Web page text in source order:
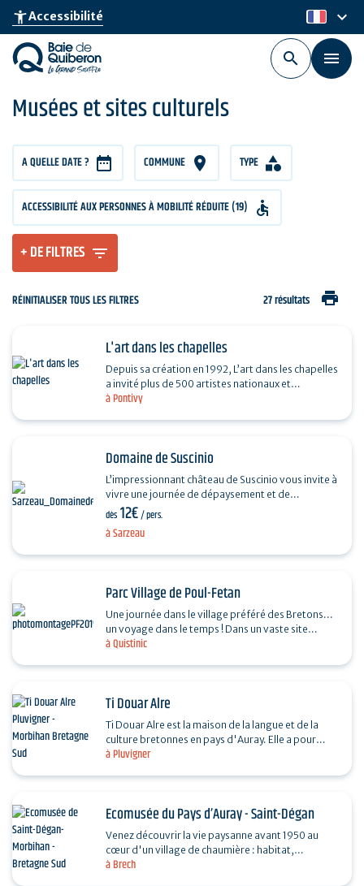
Aller
au
contenu
principal
accessibility_newAccessibilité fr
keyboard_arrow_down
Musées et sites culturels
A QUELLE DATE ? COMMUNE TYPE
ACCESSIBILITÉ AUX PERSONNES À MOBILITÉ RÉDUITE (19)
+ DE FILTRES
RÉINITIALISER TOUS LES FILTRES 27 résultats print
à Pontivy
L'art dans les chapelles
Depuis sa création en 1992, L’art dans les chapelles
a invité plus de 500 artistes nationaux et
internationaux à intervenir dans ces lieux…
à Sarzeau
Domaine de Suscinio
L’impressionnant château de Suscinio vous invite à
vivre une journée de dépaysement et de
découvertes. Toute l’année, le Domaine de
Suscinio…
dès 12€/ pers.
à Quistinic
Parc Village de Poul-Fetan
Une journée dans le village préféré des Bretons...
un voyage dans le temps ! Dans un vaste site
naturel exceptionnel, un hameau vit en 1850 et
à Pluvigner
Ti Douar Alre
Ti Douar Alre est la maison de la langue et de la
culture bretonnes en pays d'Auray. Elle a pour
à Brech
Ecomusée du Pays d’Auray - Saint-Dégan
Venez découvrir la vie paysanne avant 1950 au
cœur d'un village de chaumière : habitat,
agriculture, paysage, savoir-faire...et enrichir